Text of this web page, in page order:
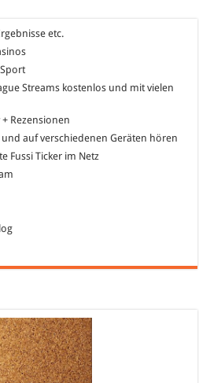
etc.
Streams kostenlos und mit vielen
Rezensionen
auf verschiedenen Geräten hören
Fussi Ticker im Netz